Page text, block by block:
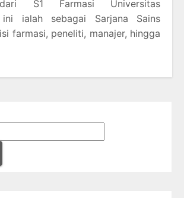
S1 Farmasi Universitas
ini ialah sebagai Sarjana Sains
farmasi, peneliti, manajer, hingga